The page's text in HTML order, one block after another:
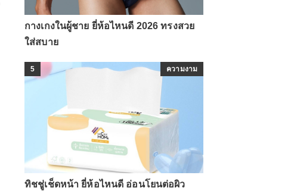
กางเกงในผู้ชาย ยี่ห้อไหนดี 2026 ทรงสวย
ใส่สบาย
5 ความงาม
ทิชชู่เช็ดหน้า ยี่ห้อไหนดี อ่อนโยนต่อผิว